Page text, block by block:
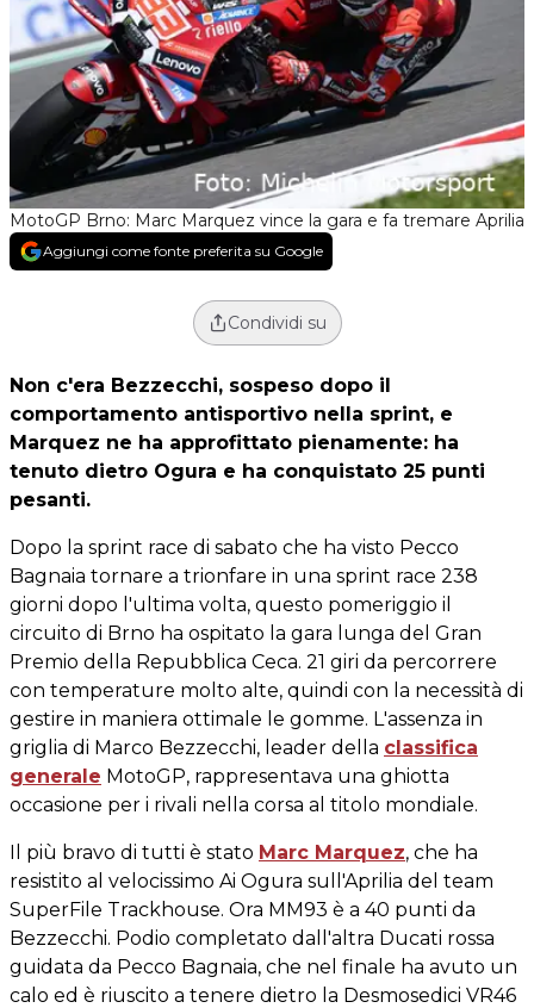
MotoGP Brno: Marc Marquez vince la gara e fa tremare Aprilia
Aggiungi come fonte preferita su Google
Condividi su
Non c'era Bezzecchi, sospeso dopo il
comportamento antisportivo nella sprint, e
Marquez ne ha approfittato pienamente: ha
tenuto dietro Ogura e ha conquistato 25 punti
pesanti.
Dopo la sprint race di sabato che ha visto Pecco
Bagnaia tornare a trionfare in una sprint race 238
giorni dopo l'ultima volta, questo pomeriggio il
circuito di Brno ha ospitato la gara lunga del Gran
Premio della Repubblica Ceca. 21 giri da percorrere
con temperature molto alte, quindi con la necessità di
gestire in maniera ottimale le gomme. L'assenza in
griglia di Marco Bezzecchi, leader della classifica
generale MotoGP, rappresentava una ghiotta
occasione per i rivali nella corsa al titolo mondiale.
Il più bravo di tutti è stato Marc Marquez, che ha
resistito al velocissimo Ai Ogura sull'Aprilia del team
SuperFile Trackhouse. Ora MM93 è a 40 punti da
Bezzecchi. Podio completato dall'altra Ducati rossa
guidata da Pecco Bagnaia, che nel finale ha avuto un
calo ed è riuscito a tenere dietro la Desmosedici VR46